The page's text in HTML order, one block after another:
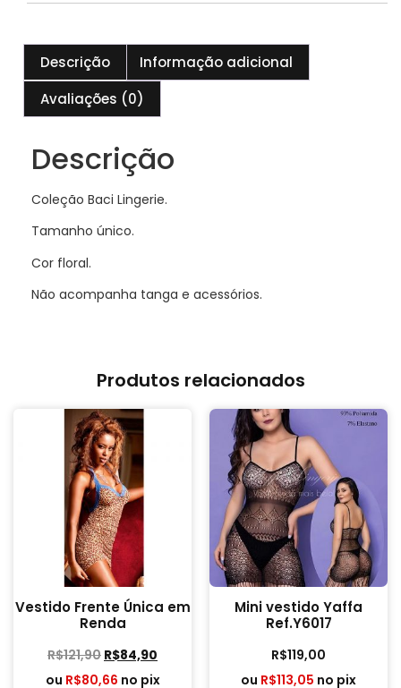
Descrição
Informação adicional
Avaliações (0)
Descrição
Coleção Baci Lingerie.
Tamanho único.
Cor floral.
Não acompanha tanga e acessórios.
Produtos relacionados
Vestido Frente Única em
Renda
R$121,90 R$84,90
ou R$80,66 no pix
Mini vestido Yaffa
Ref.Y6017
R$119,00
ou R$113,05 no pix